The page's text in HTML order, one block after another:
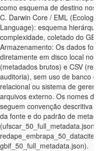
como esquema de destino nos
C. Darwin Core / EML
Language): esquema
complexidade, coletado do
Armazenamento: Os dados
diretamente em disco local no
(metadados brutos) e CSV
auditoria), sem uso de banco
relacional ou sistema de
arquivos externo. Os nomes de
seguem convenção descritiva
da fonte e do padrão de
(ufscar_50_full_metadata.json,
gbif_50_full_metadata.json).